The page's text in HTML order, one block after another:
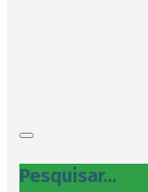
Pesquisar...